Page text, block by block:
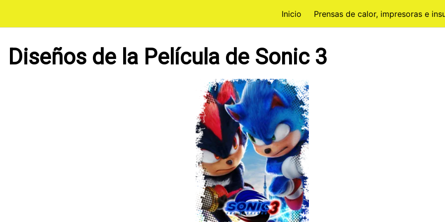
contenido
Inicio Prensas de calor, impresoras e
Diseños de la Película de Sonic 3